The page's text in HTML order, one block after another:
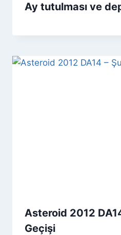
Ay tutulması ve
Asteroid 2012
Geçişi